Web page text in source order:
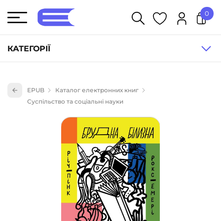
КАТЕГОРІЇ
Книги для дітей (836)
Науково-популярна література (1015)
Навчальна література та посібники (527)
Енциклопедії, довідники, словники (55)
Подарункові сертифікати (1)
0
EPUB
Каталог електронних книг
Суспільство та соціальні науки